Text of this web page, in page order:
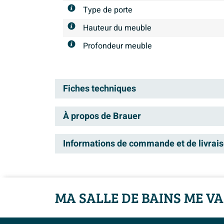
Type de porte
Hauteur du meuble
Profondeur meuble
Fiches techniques
Manuel d'installation
Information technique du produit
À propos de Brauer
Brauer répond à tous vos
détail et prix attractif. En
tendance.
Garantie Brauer
Informations de commande et de
pouvez choisir un jour de livraison qui vous
MA SALLE DE BAINS ME